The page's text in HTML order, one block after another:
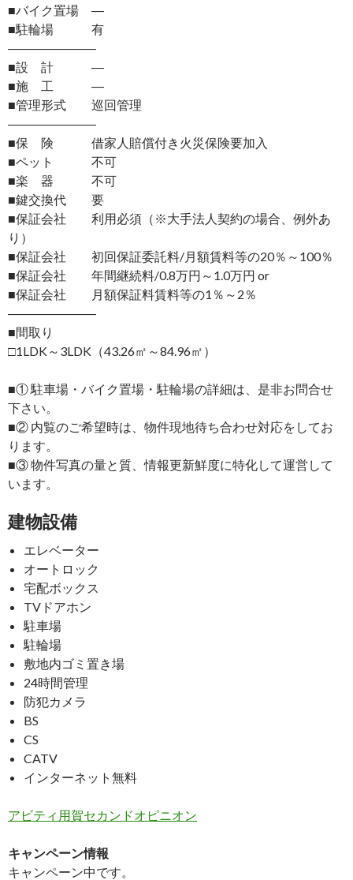
■バイク置場 ―
■駐輪場 有
―――――――
■設 計 ―
■施 工 ―
■管理形式 巡回管理
―――――――
■保 険 借家人賠償付き火災保険要加入
■ペット 不可
■楽 器 不可
■鍵交換代 要
■保証会社 利用必須（※大手法人契約の場合、例外あ
り）
■保証会社 初回保証委託料/月額賃料等の20％～100％
■保証会社 年間継続料/0.8万円～1.0万円 or
■保証会社 月額保証料賃料等の1％～2％
―――――――
■間取り
□1LDK～3LDK（43.26㎡～84.96㎡）
■① 駐車場・バイク置場・駐輪場の詳細は、是非お問合せ
下さい。
■② 内覧のご希望時は、物件現地待ち合わせ対応をしてお
ります。
■③ 物件写真の量と質、情報更新鮮度に特化して運営して
います。
建物設備
エレベーター
オートロック
宅配ボックス
TVドアホン
駐車場
駐輪場
敷地内ゴミ置き場
24時間管理
防犯カメラ
BS
CS
CATV
インターネット無料
アビティ用賀セカンドオピニオン
キャンペーン情報
キャンペーン中です。